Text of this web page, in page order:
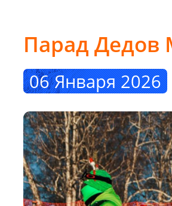
Парад Дедов
06 Января 2026